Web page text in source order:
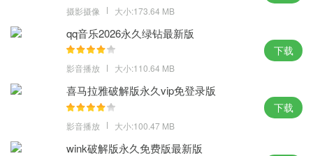
摄影摄像 大小:173.64 MB
qq音乐2026永久绿钻最新版
影音播放 大小:110.64 MB
下载
喜马拉雅破解版永久vip免登录版
影音播放 大小:100.47 MB
下载
wink破解版永久免费版最新版